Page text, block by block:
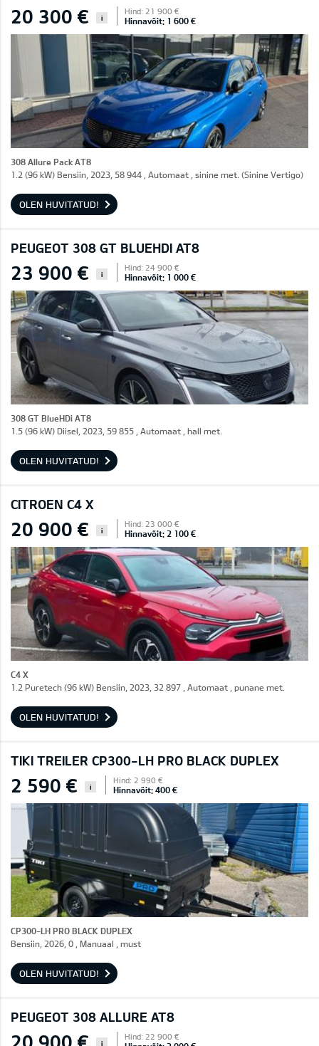
20 300 € i
Hind: 21 900 €
Hinnavõit: 1 600 €
308 Allure Pack AT8
1.2 (96 kW) Bensiin, 2023, 58 944 , Automaat , sinine met. (Sinine Vertigo)
OLEN HUVITATUD!
PEUGEOT 308 GT BLUEHDI AT8
23 900 € i
Hind: 24 900 €
Hinnavõit: 1 000 €
308 GT BlueHDi AT8
1.5 (96 kW) Diisel, 2023, 59 855 , Automaat , hall met.
OLEN HUVITATUD!
CITROEN C4 X
20 900 € i
Hind: 23 000 €
Hinnavõit: 2 100 €
C4 X
1.2 Puretech (96 kW) Bensiin, 2023, 32 897 , Automaat , punane met.
OLEN HUVITATUD!
TIKI TREILER CP300-LH PRO BLACK DUPLEX
2 590 € i
Hind: 2 990 €
Hinnavõit: 400 €
CP300-LH PRO BLACK DUPLEX
Bensiin, 2026, 0 , Manuaal , must
OLEN HUVITATUD!
PEUGEOT 308 ALLURE AT8
20 900 € i
Hind: 22 900 €